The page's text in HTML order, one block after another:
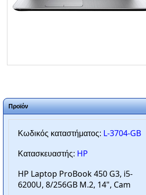
SERVICE
Προϊόν
Κωδικός καταστήματος: L-3704-GB
Κατασκευαστής: HP
HP Laptop ProBook 450 G3, i5-
6200U, 8/256GB M.2, 14", Cam